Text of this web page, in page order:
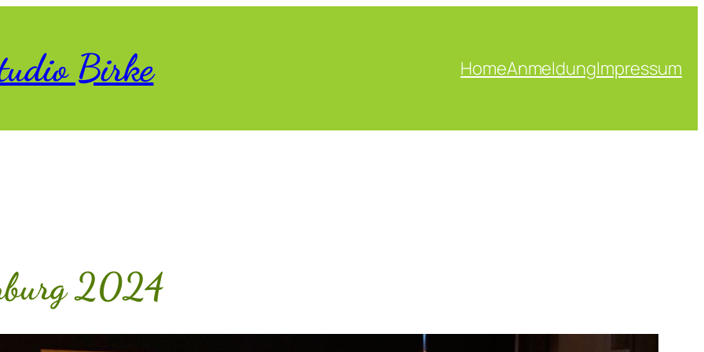
Birke HomeAnmeldungImpressum
2024